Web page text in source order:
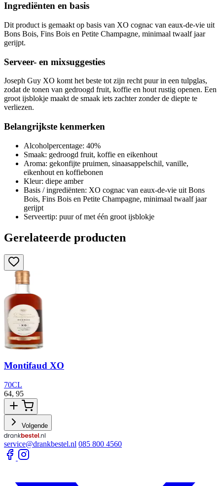
Ingrediënten en basis
Dit product is gemaakt op basis van XO cognac van eaux-de-vie uit
Bons Bois, Fins Bois en Petite Champagne, minimaal twaalf jaar
gerijpt.
Serveer- en mixsuggesties
Joseph Guy XO komt het beste tot zijn recht puur in een tulpglas,
zodat de tonen van gedroogd fruit, koffie en hout rustig openen. Een
groot ijsblokje maakt de smaak iets zachter zonder de diepte te
verliezen.
Belangrijkste kenmerken
Alcoholpercentage: 40%
Smaak: gedroogd fruit, koffie en eikenhout
Aroma: gekonfijte pruimen, sinaasappelschil, vanille,
eikenhout en koffiebonen
Kleur: diepe amber
Basis / ingrediënten: XO cognac van eaux-de-vie uit Bons
Bois, Fins Bois en Petite Champagne, minimaal twaalf jaar
gerijpt
Serveertip: puur of met één groot ijsblokje
Gerelateerde producten
Montifaud XO
70CL
64, 95
Volgende
service@drankbestel.nl 085 800 4560